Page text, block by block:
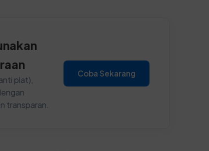
plat),
transparan.
Coba Sekarang